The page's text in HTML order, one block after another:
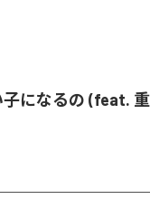
子になるの (feat.